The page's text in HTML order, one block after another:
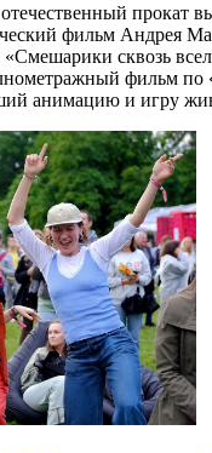
отечественный прокат
фильм Андрея
сквозь
фильм по
анимацию и игру